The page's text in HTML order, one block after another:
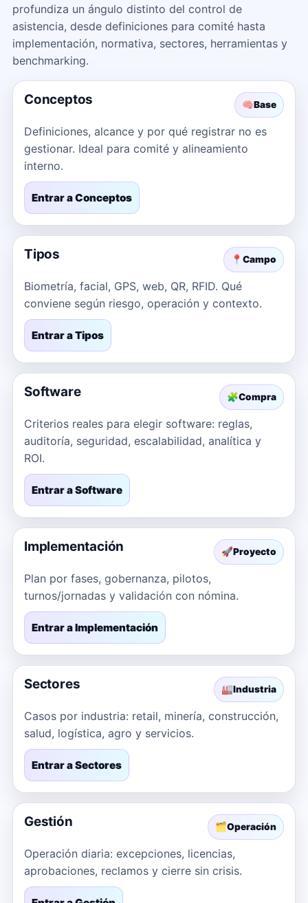
profundiza un ángulo distinto del control de
asistencia, desde definiciones para comité hasta
implementación, normativa, sectores, herramientas y
benchmarking.
Conceptos 🧠Base
Definiciones, alcance y por qué registrar no es
gestionar. Ideal para comité y alineamiento
interno.
Entrar a Conceptos
Tipos 📍Campo
Biometría, facial, GPS, web, QR, RFID. Qué
conviene según riesgo, operación y contexto.
Entrar a Tipos
Software 🧩Compra
Criterios reales para elegir software: reglas,
auditoría, seguridad, escalabilidad, analítica y
ROI.
Entrar a Software
Implementación 🚀Proyecto
Plan por fases, gobernanza, pilotos,
turnos/jornadas y validación con nómina.
Entrar a Implementación
Sectores 🏭Industria
Casos por industria: retail, minería, construcción,
salud, logística, agro y servicios.
Entrar a Sectores
Gestión 🗂️Operación
Operación diaria: excepciones, licencias,
aprobaciones, reclamos y cierre sin crisis.